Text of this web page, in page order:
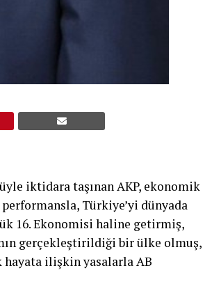
iktidara taşınan AKP, ekonomik
Türkiye’yi dünyada
16. Ekonomisi haline getirmiş,
gerçekleştirildiği bir ülke olmuş,
ilişkin yasalarla AB